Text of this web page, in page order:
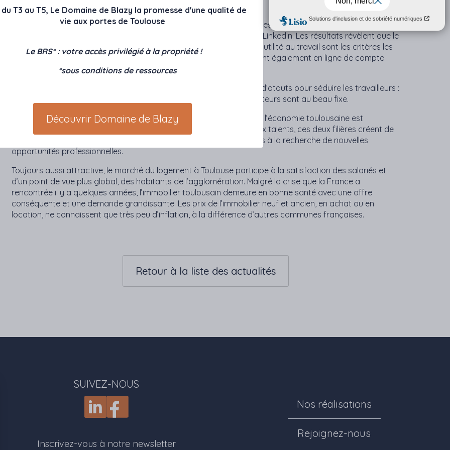
Devant Berlin, New-York ou encore Strasbourg, les toulousains sont les salariés les plus heureux du
monde selon une étude réalisée par Censuswide pour le compte de LinkedIn. Les résultats révèlent que le
salaire, la relation avec les collègues et la hiérarchie, l’autonomie et l’utilité au travail sont les critères les
plus importants pour les Français. Mais des critères extérieurs entrent également en ligne de compte
pour déterminer la satisfaction des salariés.
Quatrième ville la plus peuplée de France, Toulouse ne manque pas d’atouts pour séduire les travailleurs :
économie, emploi, logement ou encore cadre de vie, tous ces indicateurs sont au beau fixe.
Reposant en grande partie sur l’industrie aéronautique et high-tech, l’économie toulousaine est
particulièrement dynamique. Sans cesse à la recherche de nouveaux talents, ces deux filières créent de
l’emploi sur l’ensemble de l’agglomération, de quoi plaire aux salariés à la recherche de nouvelles
opportunités professionnelles.
Toujours aussi attractive, le marché du logement à Toulouse participe à la satisfaction des salariés et
d’un point de vue plus global, des habitants de l’agglomération. Malgré la crise que la France a
rencontrée il y a quelques années, l’immobilier toulousain demeure en bonne santé avec une offre
conséquente et une demande grandissante. Les prix de l’immobilier neuf et ancien, en achat ou en
location, ne connaissent que très peu d’inflation, à la différence d’autres communes françaises.
Retour à la liste des actualités
SUIVEZ-NOUS
Inscrivez-vous à notre newsletter
Nos réalisations
Rejoignez-nous
T3 au T5, Le Domaine de Blazy la promesse d'une qualité de
vie aux portes de Toulouse
Le BRS* : votre accès privilégié à la propriété !
*sous conditions de ressources
Découvrir Domaine de Blazy